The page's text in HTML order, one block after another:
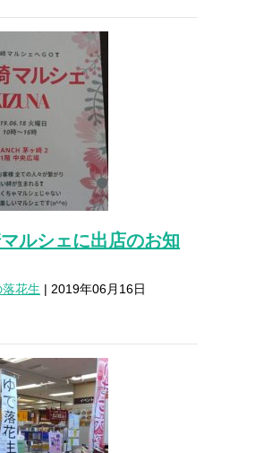
ルシェに出店のお知
花生 | 2019年06月16日